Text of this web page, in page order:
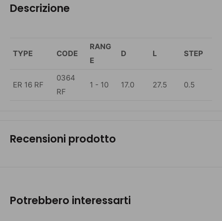
Descrizione
TYPE CODE
RANG
E
D L STEP
ER 16 RF
0364
RF
1 - 10 17.0 27.5 0.5
Recensioni prodotto
Potrebbero interessarti